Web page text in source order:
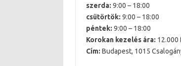
szerda: 9:00 – 18:00
csütörtök: 9:00 – 18:00
péntek: 9:00 – 18:00
Korokan kezelés ára: 12.000
Cím: Budapest, 1015